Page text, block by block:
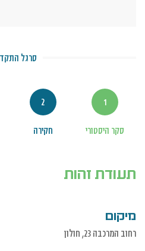
סרגל
1
סקר היסטורי
2
חקירה
תעודת זהות
מיקום
רחוב המרכבה 23, חולון